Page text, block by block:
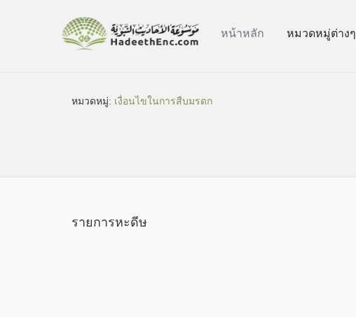
หน้าหลัก หมวดหมู่​ต่างๆ
หมวดหมู่​: เงื่อนไขในการสืบมรดก
รายการหะดีษ